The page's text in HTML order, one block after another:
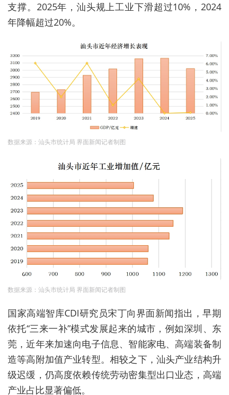
支撑。2025年，汕头规上工业下滑超过10%，2024
年降幅超过20%。
数据来源：汕头市统计局 界面新闻记者制图
数据来源：汕头市统计局 界面新闻记者制图
国家高端智库CDI研究员宋丁向界面新闻指出，早期
依托“三来一补”模式发展起来的城市，例如深圳、东
莞，近年来加速向电子信息、智能家电、高端装备制
造等高附加值产业转型。相较之下，汕头产业结构升
级迟缓，仍高度依赖传统劳动密集型出口业态，高端
产业占比显著偏低。